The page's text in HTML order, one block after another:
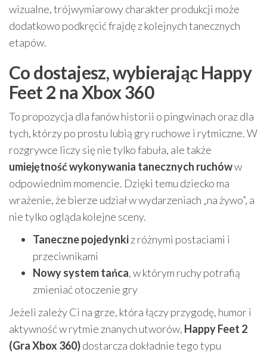
wizualne, trójwymiarowy charakter produkcji może
dodatkowo podkręcić frajdę z kolejnych tanecznych
etapów.
Co dostajesz, wybierając Happy
Feet 2 na Xbox 360
To propozycja dla fanów historii o pingwinach oraz dla
tych, którzy po prostu lubią gry ruchowe i rytmiczne. W
rozgrywce liczy się nie tylko fabuła, ale także
umiejętność wykonywania tanecznych ruchóww
odpowiednim momencie. Dzięki temu dziecko ma
wrażenie, że bierze udział w wydarzeniach „na żywo”, a
nie tylko ogląda kolejne sceny.
Taneczne pojedynkiz różnymi postaciami i
przeciwnikami
Nowy system tańca, w którym ruchy potrafią
zmieniać otoczenie gry
Jeżeli zależy Ci na grze, która łączy przygodę, humor i
aktywność w rytmie znanych utworów, Happy Feet 2
(Gra Xbox 360)dostarcza dokładnie tego typu